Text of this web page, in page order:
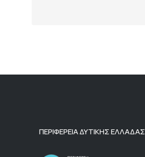
ΠΕΡΙΦΕΡΕΙΑ ΔΥΤΙΚΗΣ ΕΛΛΑΔΑΣ